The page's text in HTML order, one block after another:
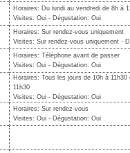
Horaires: Du lundi au vendredi de 8h à
Visites: Oui - Dégustation: Oui
Horaires: Sur rendez-vous uniquement
Visites: Sur rendez-vous uniquement -
Horaires: Téléphone avant de passer
Visites: Oui - Dégustation: Oui
Horaires: Tous les jours de 10h à
11h30
Visites: Oui - Dégustation: Oui
Horaires: Sur rendez-vous
Visites: Oui - Dégustation: Oui